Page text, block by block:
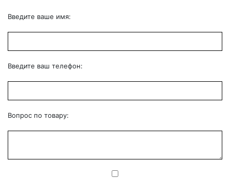
Введите ваше имя:
Введите ваш телефон:
Вопрос по товару: